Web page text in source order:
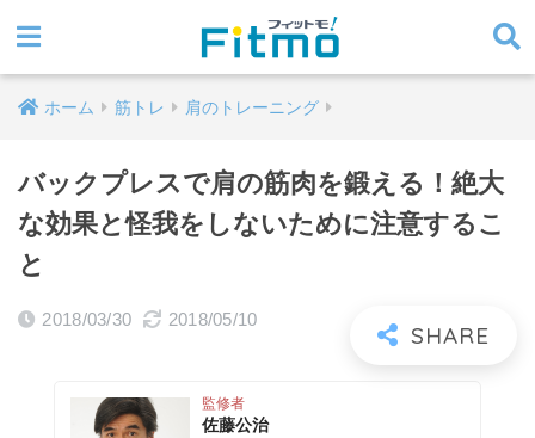
ホーム 筋トレ 肩のトレーニング
バックプレスで肩の筋肉を鍛える！絶大
な効果と怪我をしないために注意するこ
と
2018/03/30 2018/05/10
監修者
佐藤公治